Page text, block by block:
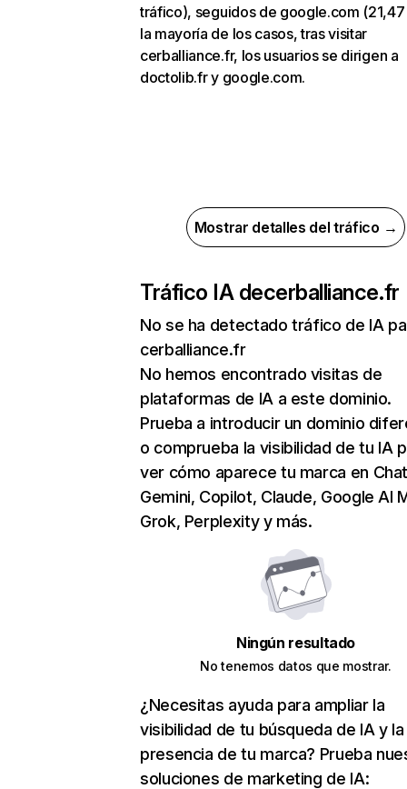
tráfico), seguidos de google.com (21,47
la mayoría de los casos, tras visitar
cerballiance.fr, los usuarios se dirigen a
doctolib.fr y google.com.
Mostrar detalles del tráfico →
Tráfico IA decerballiance.fr
No se ha detectado tráfico de IA
cerballiance.fr
No hemos encontrado visitas de
plataformas de IA a este dominio.
Prueba a introducir un dominio
o comprueba la visibilidad de tu IA
ver cómo aparece tu marca en
Gemini, Copilot, Claude, Google AI
Grok, Perplexity y más.
Ningún resultado
No tenemos datos que mostrar.
¿Necesitas ayuda para ampliar la
visibilidad de tu búsqueda de IA y la
presencia de tu marca? Prueba
soluciones de marketing de IA: